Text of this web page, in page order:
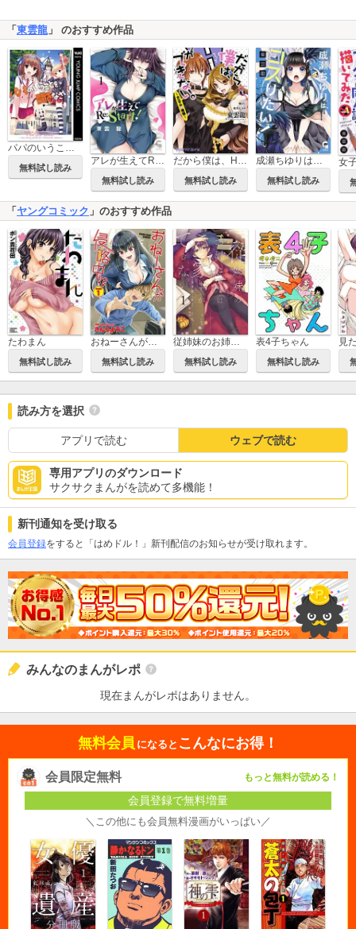
「東雲龍 」 のおすすめ作品
パパのいうことを聞きなさい！～小鳥遊の陽だまり～
無料試し読み
アレが生えてRe:Start！
無料試し読み
だから僕は、Hができない。
無料試し読み
成瀬ちゆりはコスりたい！
無料試し読み
「 ヤングコミック 」のおすすめ作品
たわまん
無料試し読み 無料試し読み 無料試し読み
表4子ちゃん
無料試し読み
読み方を選択
アプリで読む ウェブで読む
専用アプリのダウンロード
サクサクまんがを読めて多機能！
新刊通知を受け取る
会員登録をすると「はめドル！」新刊配信のお知らせが受け取れます。
みんなのまんがレポ
現在まんがレポはありません。
無料会員 になると こんなにお得！
会員限定無料 もっと無料が読める！
会員登録で無料増量
＼この他にも会員無料漫画がいっぱい／